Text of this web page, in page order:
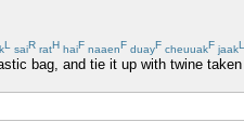
L saiR ratH haiF naaenF duayF cheuuakF jaakL
bag, and tie it up with twine